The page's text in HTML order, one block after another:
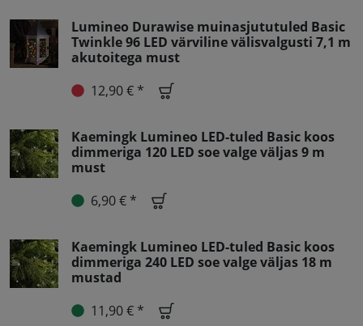
Lumineo Durawise muinasjututuled Basic
Twinkle 96 LED värviline välisvalgusti 7,1 m
akutoitega must
12,90 € *
Kaemingk Lumineo LED-tuled Basic koos
dimmeriga 120 LED soe valge väljas 9 m
must
6,90 € *
Kaemingk Lumineo LED-tuled Basic koos
dimmeriga 240 LED soe valge väljas 18 m
mustad
11,90 € *